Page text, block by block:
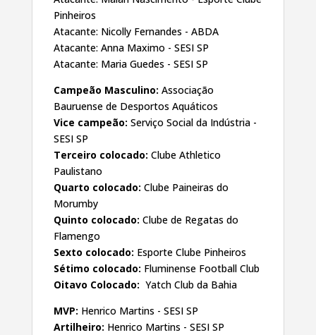
Pinheiros
Atacante: Nicolly Fernandes - ABDA
Atacante: Anna Maximo - SESI SP
Atacante: Maria Guedes - SESI SP
Campeão Masculino: Associação
Bauruense de Desportos Aquáticos
Vice campeão: Serviço Social da Indústria -
SESI SP
Terceiro colocado: Clube Athletico
Paulistano
Quarto colocado: Clube Paineiras do
Morumby
Quinto colocado: Clube de Regatas do
Flamengo
Sexto colocado: Esporte Clube Pinheiros
Sétimo colocado: Fluminense Football Club
Oitavo Colocado: Yatch Club da Bahia
MVP: Henrico Martins - SESI SP
Artilheiro: Henrico Martins - SESI SP